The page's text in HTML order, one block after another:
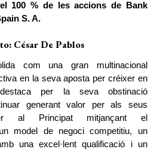
100 % de les accions de Bank
S. A.
César De Pablos
com una gran multinacional
en la seva aposta per créixer en
destaca per la seva obstinació
generant valor per als seus
al Principat mitjançant el
model de negoci competitiu, un
una excel·lent qualificació i un